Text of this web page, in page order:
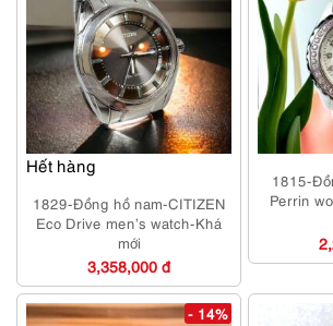
Hết hàng
1829-Đồng hồ nam-CITIZEN
Eco Drive men’s watch-Khá
mới
3,358,000 đ
1815-
Perrin
- 14%